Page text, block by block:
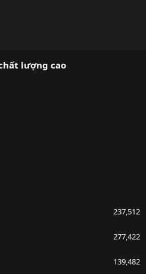
lượng cao
237,512
277,422
139,482